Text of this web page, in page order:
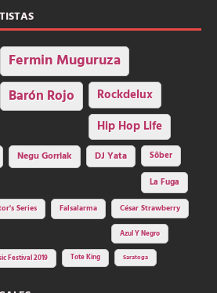
Fermin Muguruza
Barón Rojo Rockdelux
Hip Hop Life
Negu Gorriak DJ Yata
Sôber
La Fuga
Series Falsalarma César Strawberry
Azul Y Negro
Festival 2019 Tote King Saratoga